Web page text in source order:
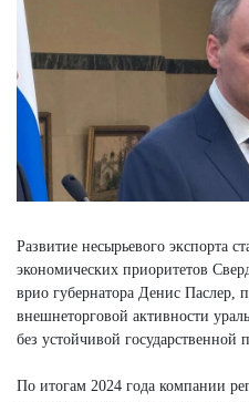
Развитие несырьевого экспорта
экономических приоритетов
врио губернатора Денис Паслер,
внешнеторговой активности
без устойчивой государственной
По итогам 2024 года компании